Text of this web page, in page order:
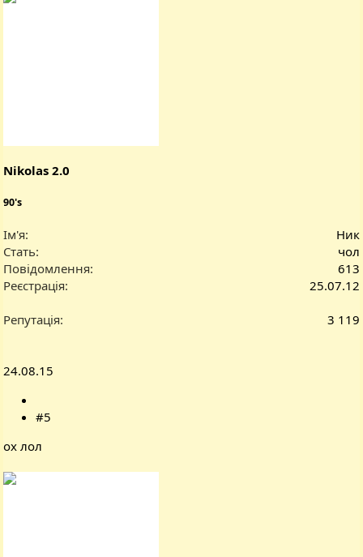
Nikolas 2.0
90's
Ім'я
Ник
Стать
чол
Повідомлення
613
Реєстрація
25.07.12
Репутація 3 119
24.08.15
#5
ох лол